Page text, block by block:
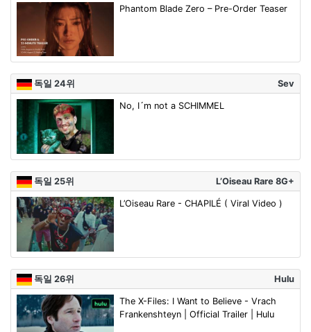
Phantom Blade Zero – Pre-Order Teaser
독일 24위 Sev
No, I´m not a SCHIMMEL
독일 25위 L’Oiseau Rare 8G+
L’Oiseau Rare - CHAPILÉ ( Viral Video )
독일 26위 Hulu
The X-Files: I Want to Believe - Vrach
Frankenshteyn | Official Trailer | Hulu